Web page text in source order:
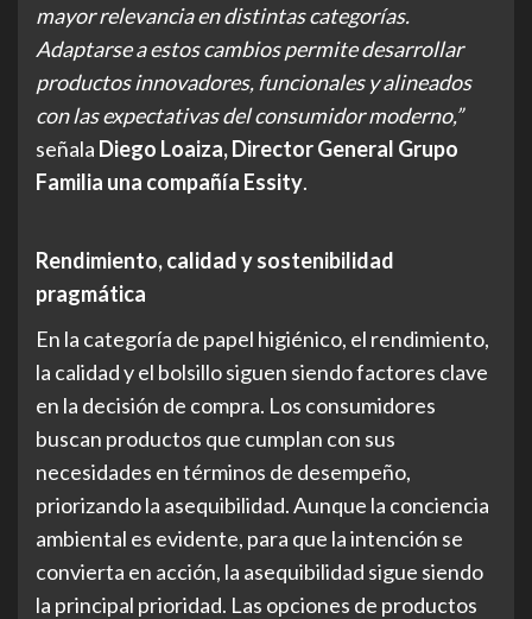
mayor relevancia en distintas categorías.
Adaptarse a estos cambios permite desarrollar
productos innovadores, funcionales y alineados
con las expectativas del consumidor moderno,”
señala Diego Loaiza, Director General Grupo
Familia una compañía Essity.
Rendimiento, calidad y sostenibilidad
pragmática
En la categoría de papel higiénico, el rendimiento,
la calidad y el bolsillo siguen siendo factores clave
en la decisión de compra. Los consumidores
buscan productos que cumplan con sus
necesidades en términos de desempeño,
priorizando la asequibilidad. Aunque la conciencia
ambiental es evidente, para que la intención se
convierta en acción, la asequibilidad sigue siendo
la principal prioridad. Las opciones de productos